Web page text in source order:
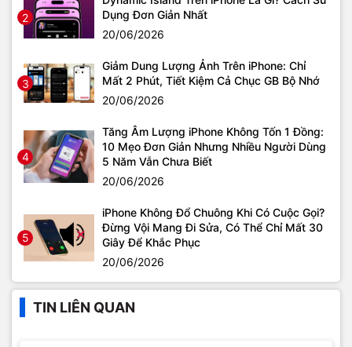
2
Dụng Đơn Giản Nhất
20/06/2026
3
Giảm Dung Lượng Ảnh Trên iPhone: Chỉ
Mất 2 Phút, Tiết Kiệm Cả Chục GB Bộ Nhớ
20/06/2026
4
Tăng Âm Lượng iPhone Không Tốn 1 Đồng:
10 Mẹo Đơn Giản Nhưng Nhiều Người Dùng
5 Năm Vẫn Chưa Biết
20/06/2026
5
iPhone Không Đổ Chuông Khi Có Cuộc Gọi?
Đừng Vội Mang Đi Sửa, Có Thể Chỉ Mất 30
Giây Để Khắc Phục
20/06/2026
TIN LIÊN QUAN